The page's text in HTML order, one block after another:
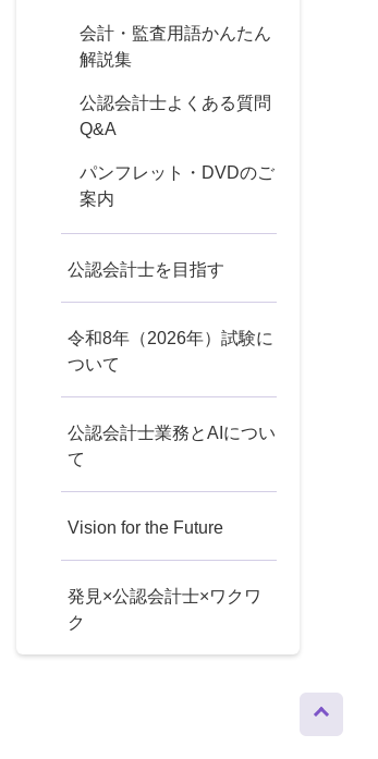
会計・監査用語かんたん
解説集
公認会計士よくある質問
Q&A
パンフレット・DVDのご
案内
公認会計士を目指す
令和8年（2026年）試験に
ついて
公認会計士業務とAIについ
て
Vision for the Future
発見×公認会計士×ワクワ
ク
ップへ